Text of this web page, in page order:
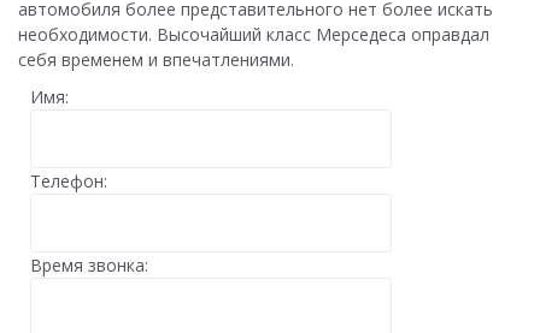
автомобиля более представительного нет более искать
необходимости. Высочайший класс Мерседеса оправдал
себя временем и впечатлениями.
Имя:
Телефон:
Время звонка: